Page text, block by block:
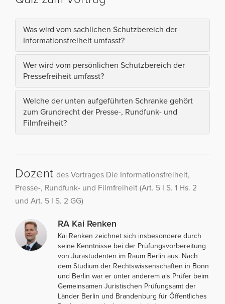
Was wird vom sachlichen Schutzbereich der
Informationsfreiheit umfasst?
Wer wird vom persönlichen Schutzbereich der
Pressefreiheit umfasst?
Welche der unten aufgeführten Schranke gehört
zum Grundrecht der Presse-, Rundfunk- und
Filmfreiheit?
Dozent des Vortrages Die Informationsfreiheit,
Presse-, Rundfunk- und Filmfreiheit (Art. 5 I S. 1 Hs. 2
und Art. 5 I S. 2 GG)
RA Kai Renken
Kai Renken zeichnet sich insbesondere durch
seine Kenntnisse bei der Prüfungsvorbereitung
von Jurastudenten im Raum Berlin aus. Nach
dem Studium der Rechtswissenschaften in Bonn
und Berlin war er unter anderem als Prüfer beim
Gemeinsamen Juristischen Prüfungsamt der
Länder Berlin und Brandenburg für Öffentliches